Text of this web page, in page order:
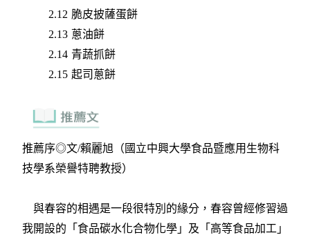
2.12 脆皮披薩蛋餅
2.13 蔥油餅
2.14 青蔬抓餅
2.15 起司蔥餅